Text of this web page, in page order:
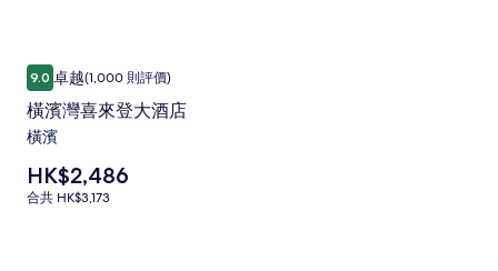
集
準
價
的
橫
濱
灣
喜
來
登
9.09.0 分 (滿分為 10 分)，卓越，(1,000 則評價)
卓越(1,000 則評價)
橫濱灣喜來登大酒店
橫濱
價
格
HK$2,486
合
合共 HK$3,173
橫濱灣喜來登大酒店